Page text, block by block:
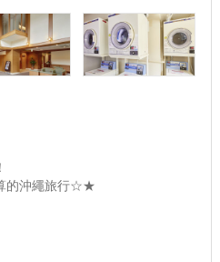
的沖繩旅行☆★